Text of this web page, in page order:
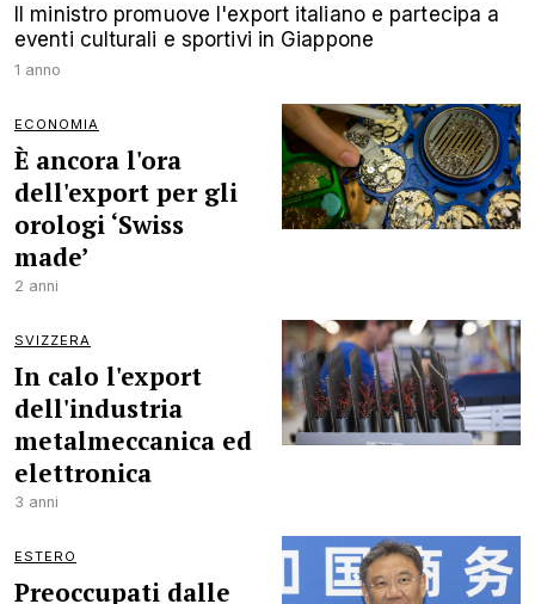
Il ministro promuove l'export italiano e partecipa a
eventi culturali e sportivi in Giappone
1 anno
ECONOMIA
È ancora l'ora
dell'export per gli
orologi ‘Swiss
made’
2 anni
SVIZZERA
In calo l'export
dell'industria
metalmeccanica ed
elettronica
3 anni
ESTERO
Preoccupati dalle